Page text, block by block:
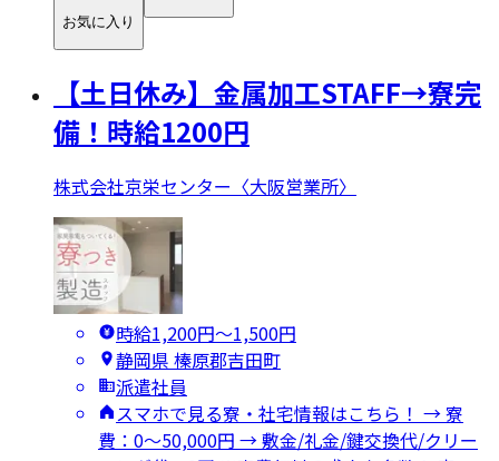
お気に入り
【土日休み】金属加工STAFF→寮完
備！時給1200円
株式会社京栄センター〈大阪営業所〉
時給1,200円〜1,500円
静岡県 榛原郡吉田町
派遣社員
スマホで見る寮・社宅情報はこちら！ → 寮
費：0～50,000円 → 敷金/礼金/鍵交換代/クリー